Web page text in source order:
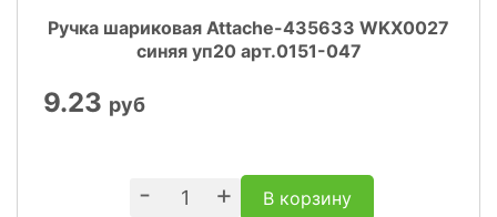
Ручка шариковая Attache-435633 WKX0027
синяя уп20 арт.0151-047
9.23 руб
- + В корзину